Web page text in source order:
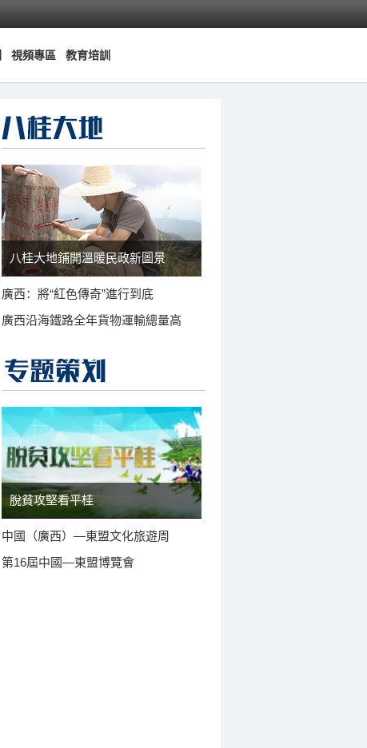
視頻專區 教育培訓
八桂大地鋪開溫暖民政新圖景
廣西：將“紅色傳奇”進行到底
廣西沿海鐵路全年貨物運輸總量高
脫貧攻堅看平桂
中國（廣西）—東盟文化旅遊周
第16屆中國—東盟博覽會